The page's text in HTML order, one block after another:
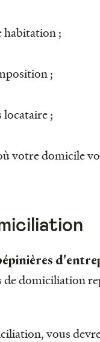
habitation ;
;
locataire ;
votre domicile
de domiciliation
vous